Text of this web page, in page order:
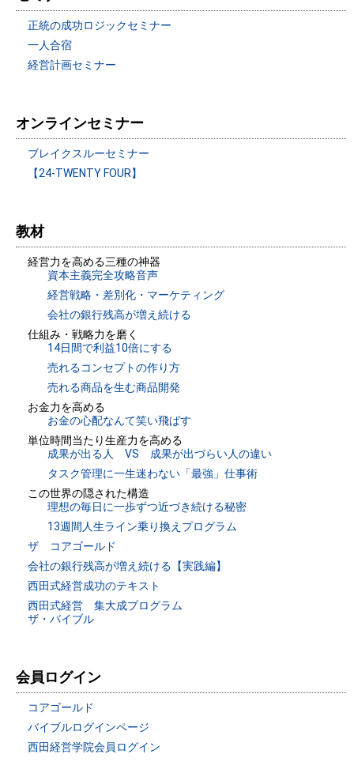
正統の成功ロジックセミナー
一人合宿
経営計画セミナー
オンラインセミナー
ブレイクスルーセミナー
【24-TWENTY FOUR】
教材
経営力を高める三種の神器
資本主義完全攻略音声
経営戦略・差別化・マーケティング
会社の銀行残高が増え続ける
仕組み・戦略力を磨く
14日間で利益10倍にする
売れるコンセプトの作り方
売れる商品を生む商品開発
お金力を高める
お金の心配なんて笑い飛ばす
単位時間当たり生産力を高める
成果が出る人 VS 成果が出づらい人の違い
タスク管理に一生迷わない「最強」仕事術
この世界の隠された構造
理想の毎日に一歩ずつ近づき続ける秘密
13週間人生ライン乗り換えプログラム
ザ コアゴールド
会社の銀行残高が増え続ける【実践編】
西田式経営成功のテキスト
西田式経営 集大成プログラム
ザ・バイブル
会員ログイン
コアゴールド
バイブルログインページ
西田経営学院会員ログイン